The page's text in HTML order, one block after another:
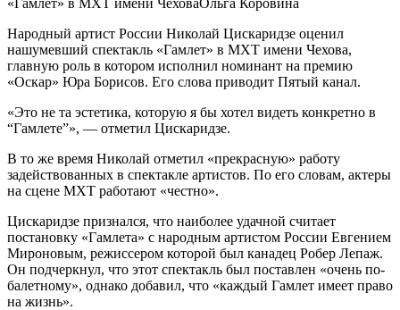
Народный артист России Николай Цискаридзе оценил
нашумевший спектакль «Гамлет» в МХТ имени Чехова,
главную роль в котором исполнил номинант на премию
«Оскар» Юра Борисов. Его слова приводит Пятый канал.
«Это не та эстетика, которую я бы хотел видеть конкретно в
“Гамлете”», — отметил Цискаридзе.
В то же время Николай отметил «прекрасную» работу
задействованных в спектакле артистов. По его словам, актеры
на сцене МХТ работают «честно».
Цискаридзе признался, что наиболее удачной считает
постановку «Гамлета» с народным артистом России Евгением
Мироновым, режиссером которой был канадец Робер Лепаж.
Он подчеркнул, что этот спектакль был поставлен «очень по-
балетному», однако добавил, что «каждый Гамлет имеет право
на жизнь».